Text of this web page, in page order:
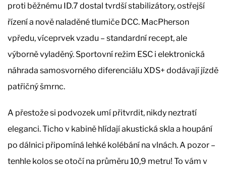
proti běžnému ID.7 dostal tvrdší stabilizátory, ostřejší
řízení a nově naladěné tlumiče DCC. MacPherson
vpředu, víceprvek vzadu – standardní recept, ale
výborně vyladěný. Sportovní režim ESC i elektronická
náhrada samosvorného diferenciálu XDS+ dodávají jízdě
patřičný šmrnc.
A přestože si podvozek umí přitvrdit, nikdy neztratí
eleganci. Ticho v kabině hlídají akustická skla a houpání
po dálnici připomíná lehké kolébání na vlnách. A pozor –
tenhle kolos se otočí na průměru 10,9 metru! To vám v